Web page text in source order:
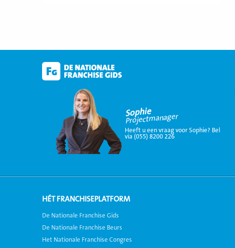
Sophie
Projectmanager
Heeft u een vraag voor Sophie? Bel
via (055) 8200 226
HÉT FRANCHISEPLATFORM
De Nationale Franchise Gids
De Nationale Franchise Beurs
Het Nationale Franchise Congres